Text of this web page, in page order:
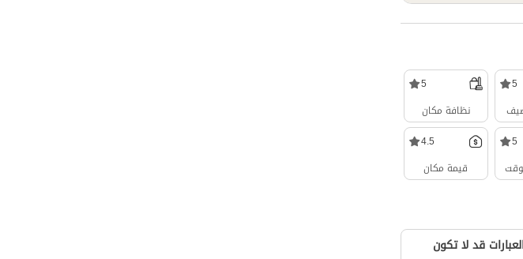
5
5
نظافة مكان
5
4.5
قيمة مكان
قد لا تكون